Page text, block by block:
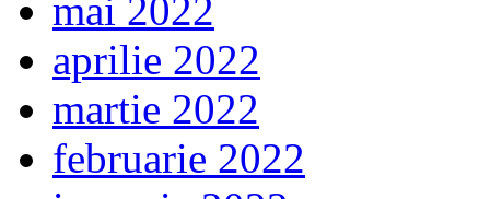
mai 2022
aprilie 2022
martie 2022
februarie 2022